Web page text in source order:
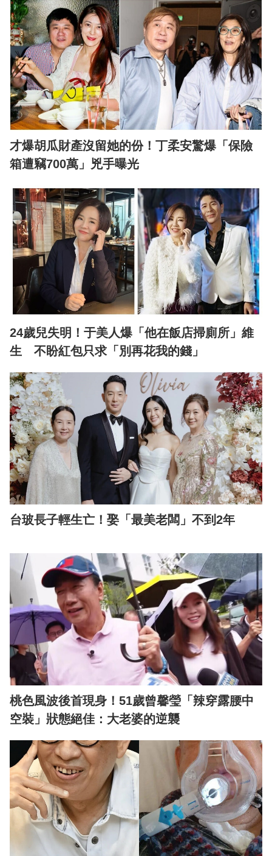
才爆胡瓜財產沒留她的份！丁柔安驚爆「保險
箱遭竊700萬」兇手曝光
24歲兒失明！于美人爆「他在飯店掃廁所」維
生 不盼紅包只求「別再花我的錢」
台玻長子輕生亡！娶「最美老闆」不到2年
桃色風波後首現身！51歲曾馨瑩「辣穿露腰中
空裝」狀態絕佳：大老婆的逆襲